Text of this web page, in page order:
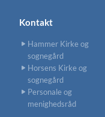
Kontakt
Hammer Kirke og
sognegård
Horsens Kirke og
sognegård
Personale og
menighedsråd